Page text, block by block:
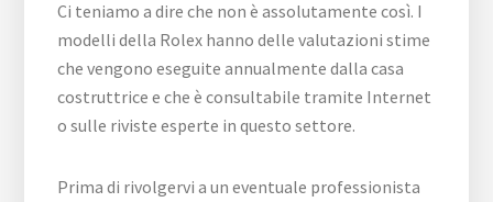
Ci teniamo a dire che non è assolutamente così. I
modelli della Rolex hanno delle valutazioni stime
che vengono eseguite annualmente dalla casa
costruttrice e che è consultabile tramite Internet
o sulle riviste esperte in questo settore.
Prima di rivolgervi a un eventuale professionista